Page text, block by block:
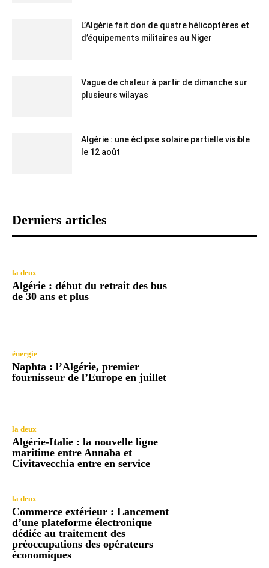
L’Algérie fait don de quatre hélicoptères et
d’équipements militaires au Niger
Vague de chaleur à partir de dimanche sur
plusieurs wilayas
Algérie : une éclipse solaire partielle visible
le 12 août
Derniers articles
la deux
Algérie : début du retrait des bus
de 30 ans et plus
énergie
Naphta : l’Algérie, premier
fournisseur de l’Europe en juillet
la deux
Algérie-Italie : la nouvelle ligne
maritime entre Annaba et
Civitavecchia entre en service
la deux
Commerce extérieur : Lancement
d’une plateforme électronique
dédiée au traitement des
préoccupations des opérateurs
économiques